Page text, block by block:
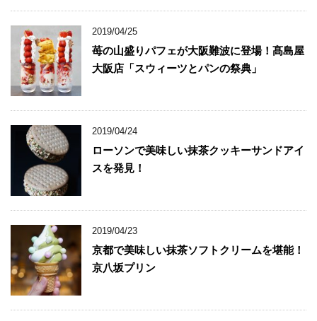
2019/04/25
苺の山盛りパフェが大阪難波に登場！髙島屋
大阪店「スウィーツとパンの祭典」
2019/04/24
ローソンで美味しい抹茶クッキーサンドアイ
スを発見！
2019/04/23
京都で美味しい抹茶ソフトクリームを堪能！
京八坂プリン